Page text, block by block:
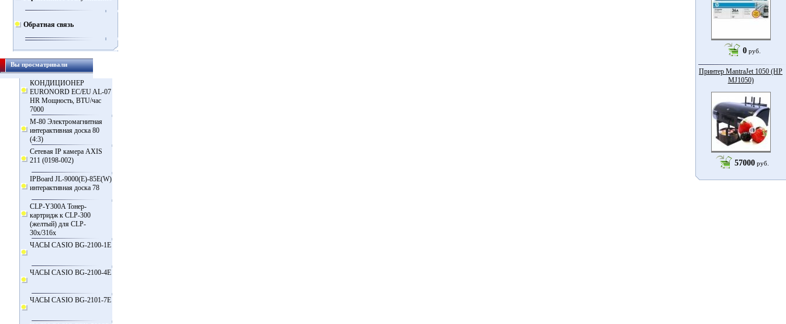
Обратная связь
Вы просматривали
КОНДИЦИОНЕР
EURONORD EC/EU AL-07
HR Мощность, BTU/час
7000
M-80 Электромагнитная
интерактивная доска 80
(4:3)
Сетевая IP камера AXIS
211 (0198-002)
IPBoard JL-9000(E)-85Е(W)
интерактивная доска 78
CLP-Y300A Тонер-
картридж к CLP-300
(желтый) для CLP-
30x/316x
ЧАСЫ CASIO BG-2100-1E
ЧАСЫ CASIO BG-2100-4E
ЧАСЫ CASIO BG-2101-7E
0 руб.
Принтер MantraJet 1050 (HP
MJ1050)
57000 руб.